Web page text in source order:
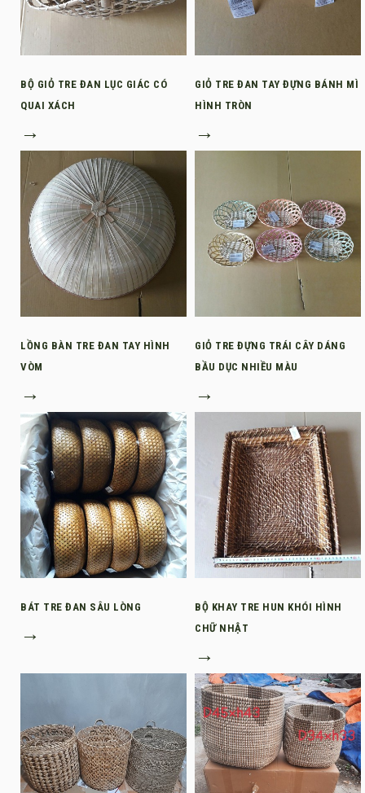
BỘ GIỎ TRE ĐAN LỤC GIÁC CÓ
QUAI XÁCH
→
GIỎ TRE ĐAN TAY ĐỰNG BÁNH MÌ
HÌNH TRÒN
→
LỒNG BÀN TRE ĐAN TAY HÌNH
VÒM
→
GIỎ TRE ĐỰNG TRÁI CÂY DÁNG
BẦU DỤC NHIỀU MÀU
→
BÁT TRE ĐAN SÂU LÒNG
→
BỘ KHAY TRE HUN KHÓI HÌNH
CHỮ NHẬT
→